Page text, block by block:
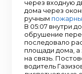
через входную
дома через
ручным
В 05:07 внутри
обрушение
последовало
площади дома, а
на связь.
водитель